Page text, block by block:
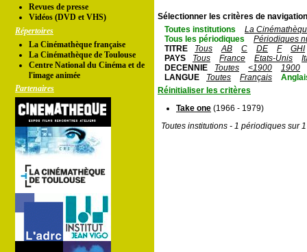
Revues de presse
Vidéos (DVD et VHS)
Répertoires
La Cinémathèque française
La Cinémathèque de Toulouse
Centre National du Cinéma et de
l'image animée
Partenaires
Sélectionner les critères de
Toutes institutions
La
Tous les périodiques
Périodiques
TITRE
Tous AB C DE F
GHI
PAYS
Tous France Etats-Unis
DECENNIE
Toutes <1900
1900
LANGUE
Toutes Français
Réinitialiser les critères
Take one (1966 - 1979)
Toutes institutions - 1 périodiques sur